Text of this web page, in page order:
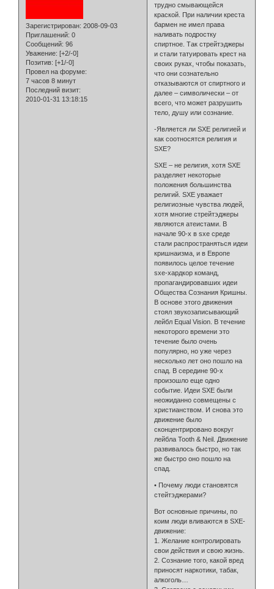
Зарегистрирован: 2008-09-03
Приглашений: 0
Сообщений: 96
Уважение: [+2/-0]
Позитив: [+1/-0]
Провел на форуме:
7 часов 8 минут
Последний визит:
2010-01-31 13:18:15
трудно смывающейся
краской. При наличии креста
бармен не имел права
наливать подростку
спиртное. Так стрейтэджеры
и стали татуировать крест на
своих руках, чтобы показать,
что они сознательно
отказываются от спиртного и
далее – символически – от
всего, что может разрушить
тело, душу или сознание.
-Является ли SXE религией и
как соотносятся религия и
SXE?
SXE – не религия, хотя SXE
разделяет некоторые
положения большинства
религий. SXE уважает
религиозные чувства людей,
хотя многие стрейтэджеры
являются атеистами. В
начале 90-х в sxe среде
стали распространяться идеи
кришнаизма, и в Европе
появилось целое течение
sxe-хардкор команд,
пропагандировавших идеи
Общества Сознания Кришны.
В основе этого движения
стоял звукозаписывающий
лейбл Equal Vision. В течение
некоторого времени это
течение было очень
популярно, но уже через
несколько лет оно пошло на
спад. В середине 90-х
произошло еще одно
событие. Идеи SXE были
неожиданно совмещены с
христианством. И снова это
движение было
сконцентрировано вокруг
лейбла Tooth & Neil. Движение
развивалось быстро, но так
же быстро оно пошло на
спад.
• Почему люди становятся
стейтэджерами?
Вот основные причины, по
коим люди вливаются в SXE-
движение:
1. Желание контролировать
свои действия и свою жизнь.
2. Сознание того, какой вред
приносят наркотики, табак,
алкоголь…